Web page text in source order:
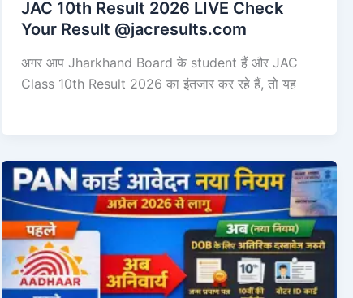
JAC 10th Result 2026 LIVE Check
Your Result @jacresults.com
अगर आप Jharkhand Board के student हैं और JAC
Class 10th Result 2026 का इंतजार कर रहे हैं, तो यह